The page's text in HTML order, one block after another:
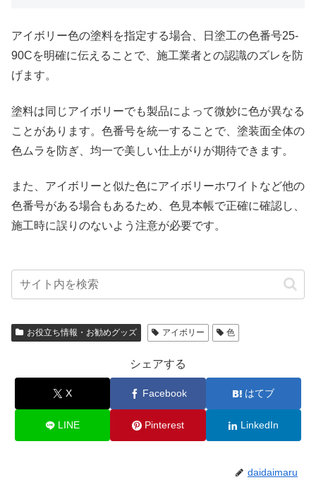
アイボリー色の塗料を指定する場合、日塗工の色番号25-
90Cを明確に伝えることで、施工業者との認識のズレを防
げます。
塗料は同じアイボリーでも製品によって微妙に色が異なる
ことがあります。色番号を統一することで、塗装面全体の
色ムラを防ぎ、均一で美しい仕上がりが期待できます。
また、アイボリーと似た色にアイボリーホワイトなど他の
色番号がある場合もあるため、色見本帳で正確に確認し、
施工時に誤りのないよう注意が必要です。
お役立ち情報・お勧めグッズ アイボリー 色
シェアする
X Facebook はてブ
LINE Pinterest LinkedIn
daidaimaru